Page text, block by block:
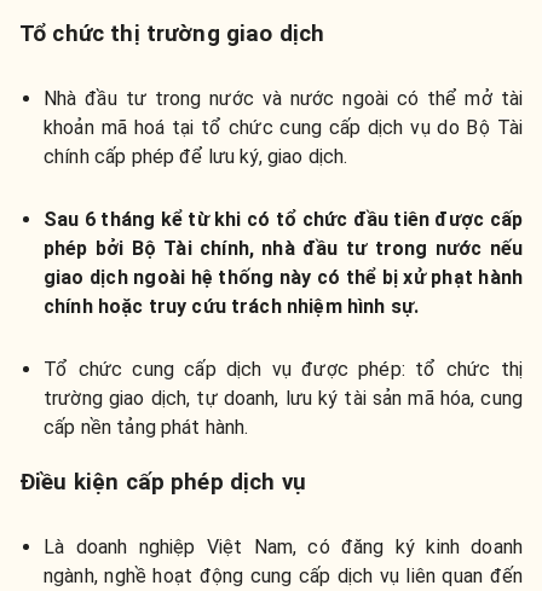
Tổ chức thị trường giao dịch
Nhà đầu tư trong nước và nước ngoài có thể mở tài
khoản mã hoá tại tổ chức cung cấp dịch vụ do Bộ Tài
chính cấp phép để lưu ký, giao dịch.
Sau 6 tháng kể từ khi có tổ chức đầu tiên được cấp
phép bởi Bộ Tài chính, nhà đầu tư trong nước nếu
giao dịch ngoài hệ thống này có thể bị xử phạt hành
chính hoặc truy cứu trách nhiệm hình sự.
Tổ chức cung cấp dịch vụ được phép: tổ chức thị
trường giao dịch, tự doanh, lưu ký tài sản mã hóa, cung
cấp nền tảng phát hành.
Điều kiện cấp phép dịch vụ
Là doanh nghiệp Việt Nam, có đăng ký kinh doanh
ngành, nghề hoạt động cung cấp dịch vụ liên quan đến